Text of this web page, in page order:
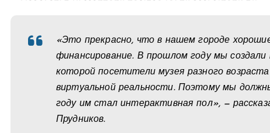
«Это прекрасно, что в нашем городе
финансирование. В прошлом году мы
которой посетители музея разного
виртуальной реальности. Поэтому мы
году им стал интерактивная пол», —
Прудников.